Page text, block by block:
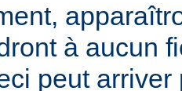
à aucun
peut arriver